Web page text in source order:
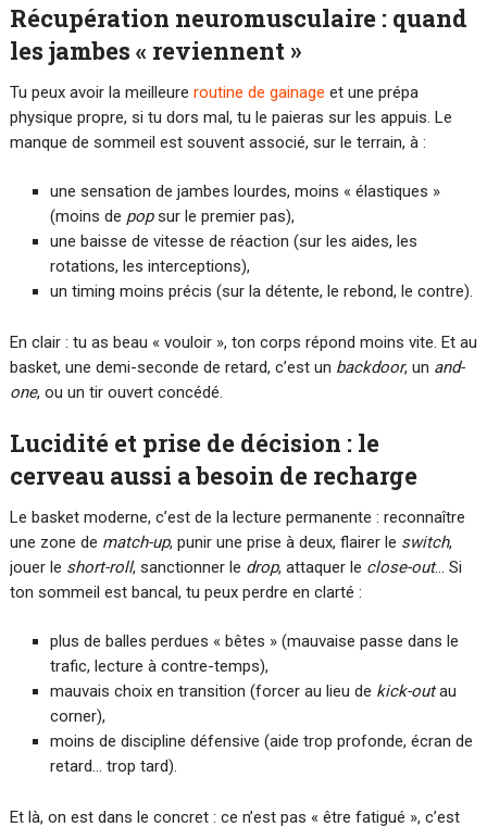
Récupération neuromusculaire : quand
les jambes « reviennent »
Tu peux avoir la meilleure routine de gainage et une prépa
physique propre, si tu dors mal, tu le paieras sur les appuis. Le
manque de sommeil est souvent associé, sur le terrain, à :
une sensation de jambes lourdes, moins « élastiques »
(moins de popsur le premier pas),
une baisse de vitesse de réaction (sur les aides, les
rotations, les interceptions),
un timing moins précis (sur la détente, le rebond, le contre).
En clair : tu as beau « vouloir », ton corps répond moins vite. Et au
basket, une demi-seconde de retard, c’est un backdoor, un and-
one, ou un tir ouvert concédé.
Lucidité et prise de décision : le
cerveau aussi a besoin de recharge
Le basket moderne, c’est de la lecture permanente : reconnaître
une zone de match-up, punir une prise à deux, flairer le switch,
jouer le short-roll, sanctionner le drop, attaquer le close-out… Si
ton sommeil est bancal, tu peux perdre en clarté :
plus de balles perdues « bêtes » (mauvaise passe dans le
trafic, lecture à contre-temps),
mauvais choix en transition (forcer au lieu de kick-outau
corner),
moins de discipline défensive (aide trop profonde, écran de
retard… trop tard).
Et là, on est dans le concret : ce n’est pas « être fatigué », c’est